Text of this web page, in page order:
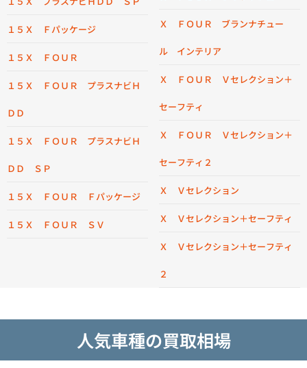
１５Ｘ Ｆパッケージ
１５Ｘ ＦＯＵＲ
１５Ｘ ＦＯＵＲ プラスナビＨ
ＤＤ
１５Ｘ ＦＯＵＲ プラスナビＨ
ＤＤ ＳＰ
１５Ｘ ＦＯＵＲ Ｆパッケージ
１５Ｘ ＦＯＵＲ ＳＶ
Ｘ ＦＯＵＲ ブランナチュー
ル インテリア
Ｘ ＦＯＵＲ Ｖセレクション＋
セーフティ
Ｘ ＦＯＵＲ Ｖセレクション＋
セーフティ２
Ｘ Ｖセレクション
Ｘ Ｖセレクション＋セーフティ
Ｘ Ｖセレクション＋セーフティ
２
人気車種の買取相場